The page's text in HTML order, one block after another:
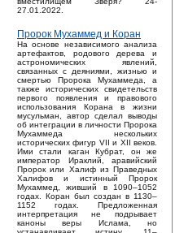
27.01.2022.
Пророк Мухаммед и Коран
На основе независимого анализа
артефактов, родового дерева и
астрономических явлений,
связанных с деяниями, жизнью и
смертью Пророка Мухаммеда, а
также исторических свидетельств
первого появления и правового
использования Корана в жизни
мусульман, автор сделал выводы
об интеграции в личности Пророка
Мухаммеда нескольких
исторических фигур VII и XII веков.
Ими стали каган Кубрат, он же
император Ираклий, аравийский
Пророк или Халиф из Праведных
Халифов и истинный Пророк
Мухаммед, живший в 1090–1052
годах. Коран был создан в 1130–
1152 годах. Предложенная
интерпретация не подрывает
каноны веры Ислама, но